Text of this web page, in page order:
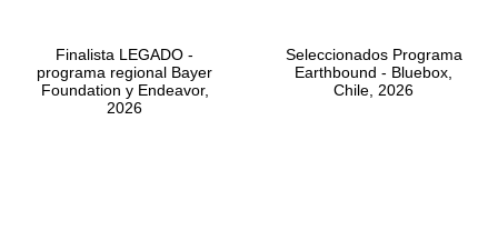
Finalista LEGADO -
programa regional Bayer
Foundation y Endeavor,
2026
Seleccionados Programa
Earthbound - Bluebox,
Chile, 2026